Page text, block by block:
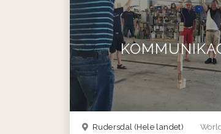
Rudersdal (Hele landet)